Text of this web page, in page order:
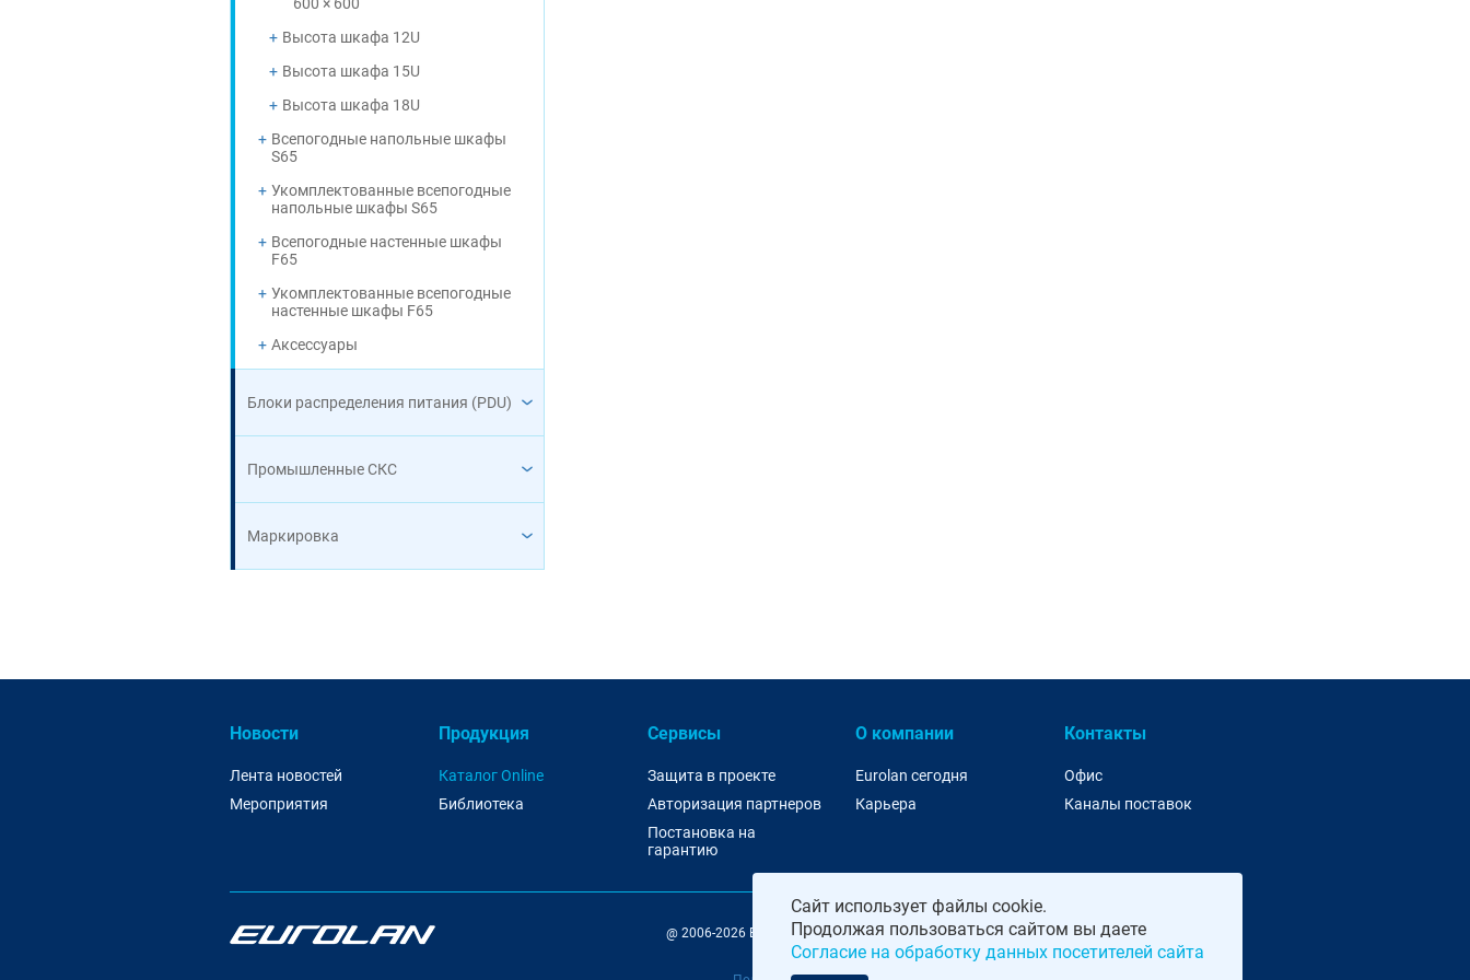
Высота шкафа 12U
Высота шкафа 15U
Высота шкафа 18U
Всепогодные напольные шкафы
S65
Укомплектованные всепогодные
напольные шкафы S65
Всепогодные настенные шкафы
F65
Укомплектованные всепогодные
настенные шкафы F65
Аксессуары
Блоки распределения питания (PDU)
Промышленные СКС
Маркировка
Новости
Лента новостей
Мероприятия
Продукция
Каталог Online
Библиотека
Сервисы
Защита в проекте
Авторизация партнеров
Постановка на
гарантию
О компании
Eurolan сегодня
Карьера
Контакты
Офис
Каналы поставок
@ 2006-2026 Eurolan | 115193, Москва, 7-я Кожуховская, 15с1 | Тел: +7 495 252 07 99 | E-Mail:
moscow@eurolan.ru
Сайт использует файлы cookie.
Продолжая пользоваться сайтом вы даете
Согласие на обработку данных посетителей сайта